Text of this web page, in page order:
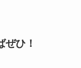
ぜひ！